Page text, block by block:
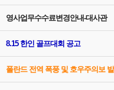
영사업무수수료변경안내-대사관
8.15 한인 골프대회 공고
폴란드 전역 폭풍 및 호우주의보